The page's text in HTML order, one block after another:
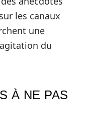
les canaux
une
du
À NE PAS